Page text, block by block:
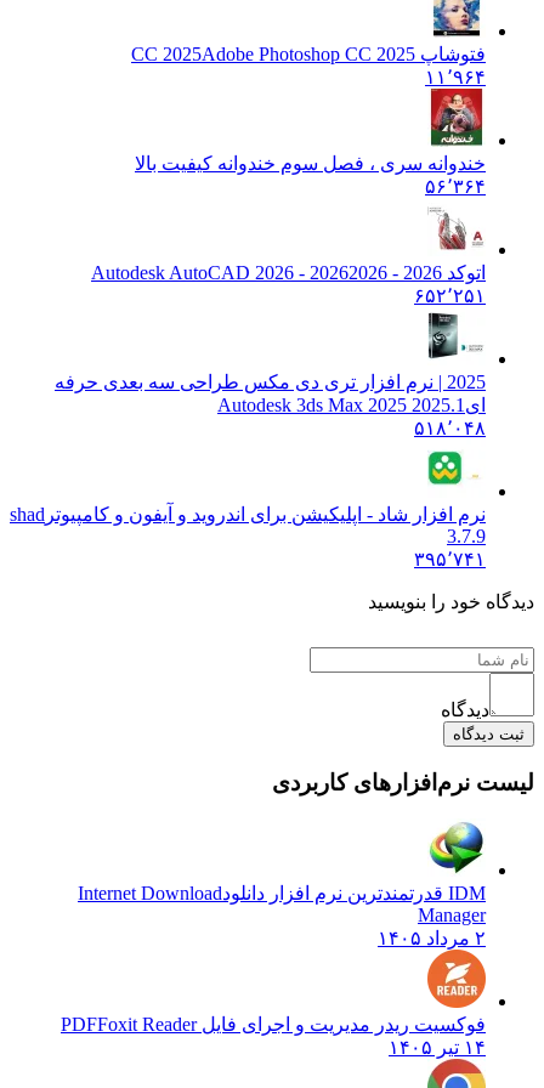
فتوشاپ CC 2025 Adobe Photoshop CC 2025
۱۱٬۹۶۴
خندوانه سری ، فصل سوم خندوانه کیفیت بالا
۵۶٬۳۶۴
اتوکد 2026 - 2026
2026 - Autodesk AutoCAD 2026
۶۵۲٬۲۵۱
2025 | نرم افزار تری دی مکس طراحی سه بعدی حرفه
ای Autodesk 3ds Max 2025 2025.1
۵۱۸٬۰۴۸
نرم افزار شاد - اپلیکیشن برای اندروید و آیفون و کامپیوتر shad
3.7.9
۳۹۵٬۷۴۱
دیدگاه خود را بنویسید
دیدگاه
ثبت دیدگاه
لیست نرم‌افزارهای کاربردی
IDM قدرتمندترین نرم افزار دانلود
Internet Download
Manager
۲ مرداد ۱۴۰۵
فوکسیت ریدر مدیریت و اجرای فایل PDFFoxit Reader
۱۴ تیر ۱۴۰۵